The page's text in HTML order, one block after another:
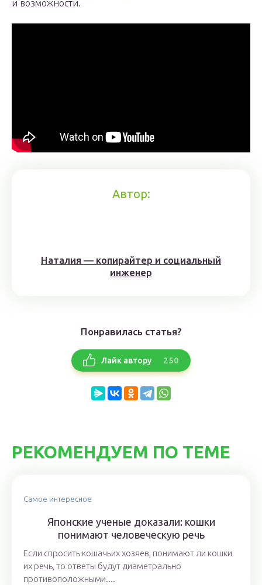
и возможности.
Автор:
Наталия — копирайтер и социальный
инженер
Понравилась статья?
Лайк автору 250
РЕКОМЕНДУЕМ ПО ТЕМЕ
Самое интересное
Японские ученые доказали: кошки
понимают человеческую речь
Если спросить кошачьих хозяев, понимают ли кошки
их речь, то ответы будут диаметрально
противоположными....